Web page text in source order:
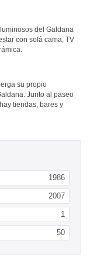
del Galdana
con sofá cama, TV
su propio
Junto al paseo
tiendas, bares y
1986
2007
1
50